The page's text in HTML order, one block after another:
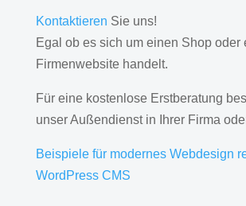
Kontaktieren Sie uns!
Egal ob es sich um einen Shop oder
Firmenwebsite handelt.
Für eine kostenlose Erstberatung
unser Außendienst in Ihrer Firma
Beispiele für modernes Webdesign
WordPress CMS